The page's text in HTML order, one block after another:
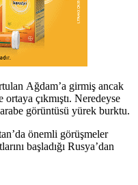
Ağdam’a girmiş ancak
çıkmıştı. Neredeyse
görüntüsü yürek burktu.
önemli görüşmeler
başladığı Rusya’dan